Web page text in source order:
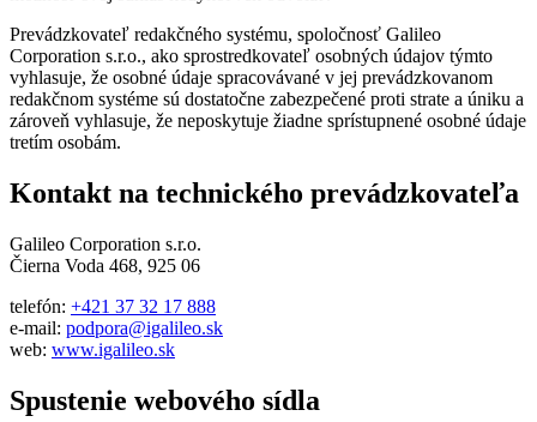
Prevádzkovateľ redakčného systému, spoločnosť Galileo
Corporation s.r.o., ako sprostredkovateľ osobných údajov týmto
vyhlasuje, že osobné údaje spracovávané v jej prevádzkovanom
redakčnom systéme sú dostatočne zabezpečené proti strate a úniku a
zároveň vyhlasuje, že neposkytuje žiadne sprístupnené osobné údaje
tretím osobám.
Kontakt na technického prevádzkovateľa
Galileo Corporation s.r.o.
Čierna Voda 468, 925 06
telefón: +421 37 32 17 888
e-mail: podpora@igalileo.sk
web: www.igalileo.sk
Spustenie webového sídla